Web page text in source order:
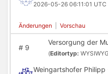
2026-05-26 06:11:01 UTC
Änderungen Vorschau
#9
Versorgung der
(Editortyp:
Weingartshofer Philipp